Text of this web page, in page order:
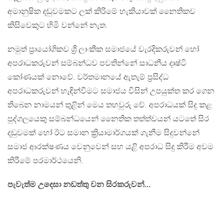
අමානුෂික දඬුවමකට ලක් කිරිමේ හැකියාවක් නෛතිකව
කිසිවෙකුට හිමි වන්නේ නැත.
නමුත් ප්‍රායෝගිකව ශ්‍රී ලාංකීක සමාජයේ වැරදිකරුවන් හෝ
අපරාධකරුවන් සම්බන්ධව පවතින්නේ සාධනීය දෘෂ්ටි
කෝණයක් නොවේ. වර්තමානයේ ඇතැම් ප්‍රසිද්ධ
අපරාධකරුවන් හැඳින්වීමට සමාජය විසින් උපයුක්ත කර ගෙන
තිබෙන නාමයන් තුළින් මෙය තහවුරු වේ. අපරාධයක් සිදු කළ
පුද්ගලයෙකු සම්බන්ධයෙන් නෛතික තත්ත්වයන් යටතේ සිර
දඩුවමක් හෝ ඊට සමාන ක්‍රියාමාර්ගයක් ගැනීම සිදුවන්නේ
සමාජ ආරක්ෂණය වෙනුවෙන් සහ යළි අපරාධ සිදු කිරීම අවම
කිරීමේ පරමාර්ථයෙනි.
පැවැත්ම උදෙසා නඩත්තු වන සිරකරුවන්…